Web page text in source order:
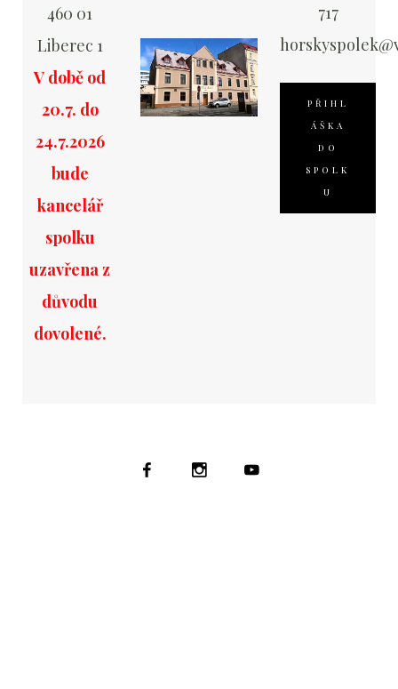
460 01
Liberec 1
V době od
20.7. do
24.7.2026
bude
kancelář
spolku
uzavřena z
důvodu
dovolené.
717
PŘIHL
ÁŠKA
DO
SPOLK
U